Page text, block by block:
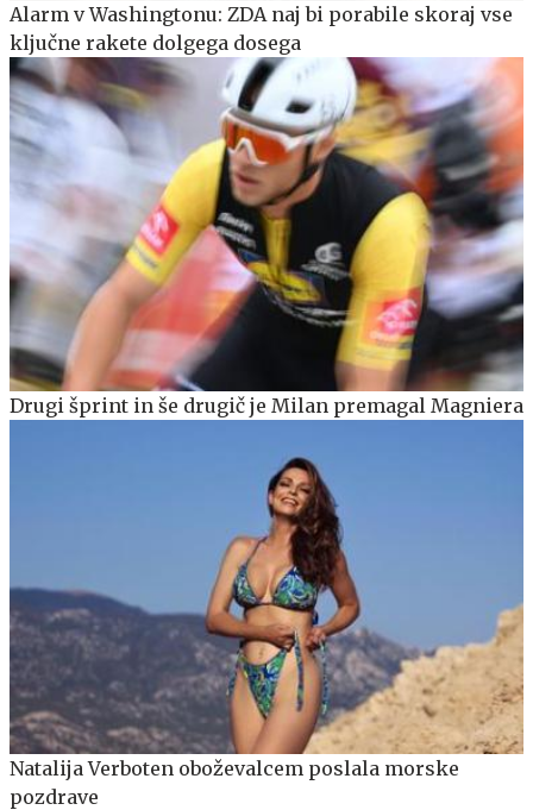
Alarm v Washingtonu: ZDA naj bi porabile skoraj vse
ključne rakete dolgega dosega
Drugi šprint in še drugič je Milan premagal Magniera
Natalija Verboten oboževalcem poslala morske
pozdrave